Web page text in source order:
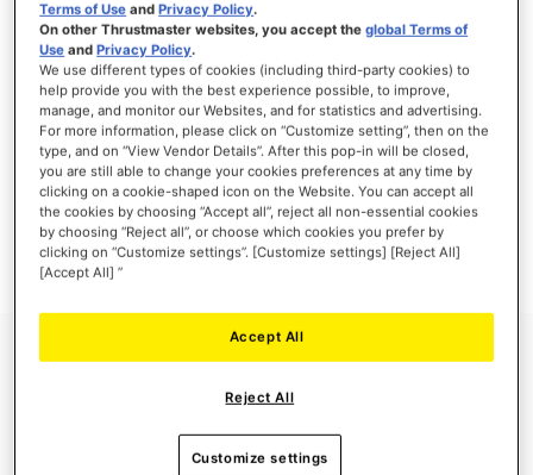
NUOVI CLIENTI
La creazione di un account ha molti vantaggi: check-out veloce, salvare più di un
indirizzo, tenere traccia degli ordini e altro ancora.
CREA UN ACCOUNT
Terms of Use andPrivacy Policy.
On other Thrustmaster websites, you accept theglobal Terms of
Use andPrivacy Policy.
We use different types of cookies (including third-party cookies) to
help provide you with the best experience possible, to improve,
manage, and monitor our Websites, and for statistics and advertising.
For more information, please click on “Customize setting”, then on the
type, and on “View Vendor Details”. After this pop-in will be closed,
you are still able to change your cookies preferences at any time by
clicking on a cookie-shaped icon on the Website. You can accept all
the cookies by choosing “Accept all”, reject all non-essential cookies
by choosing “Reject all”, or choose which cookies you prefer by
clicking on “Customize settings”. [Customize settings] [Reject All]
[Accept All] ”
Reject All
Accept All
Customize settings